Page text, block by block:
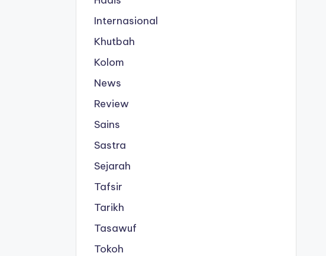
Internasional
Khutbah
Kolom
News
Review
Sains
Sastra
Sejarah
Tafsir
Tarikh
Tasawuf
Tokoh